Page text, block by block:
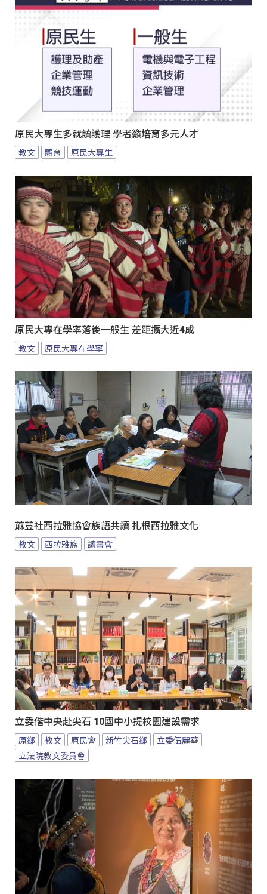
原民大專生多就讀護理 學者籲培育多元人才
教文 體育 原民大專生
原民大專在學率落後一般生 差距擴大近4成
教文 原民大專在學率
蔴荳社西拉雅協會族語共讀 扎根西拉雅文化
教文 西拉雅族 讀書會
立委偕中央赴尖石 10國中小提校園建設需求
原鄉 教文 原民會 新竹尖石鄉
立委伍麗華
立法院教文委員會